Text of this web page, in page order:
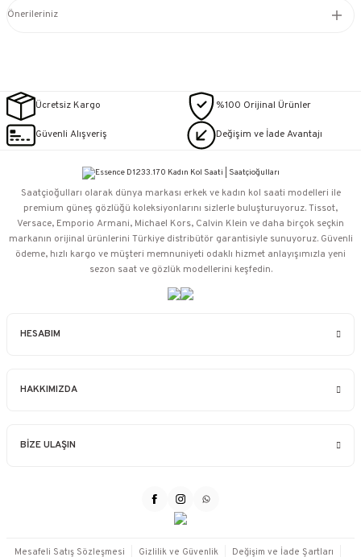
Önerileriniz
Ücretsiz Kargo %100 Orijinal Ürünler
Güvenli Alışveriş Değişim ve İade Avantajı
HESABIM
HAKKIMIZDA
BİZE ULAŞIN
Saatçioğulları⁠ olarak dünya markası erkek ve kadın kol saati modelleri ile
premium güneş gözlüğü koleksiyonlarını sizlerle buluşturuyoruz. Tissot,
Versace, Emporio Armani, Michael Kors, Calvin Klein ve daha birçok seçkin
markanın orijinal ürünlerini Türkiye distribütör garantisiyle sunuyoruz. Güvenli
ödeme, hızlı kargo ve müşteri memnuniyeti odaklı hizmet anlayışımızla yeni
sezon saat ve gözlük modellerini keşfedin.
Mesafeli Satış Sözleşmesi Gizlilik ve Güvenlik Değişim ve İade Şartları